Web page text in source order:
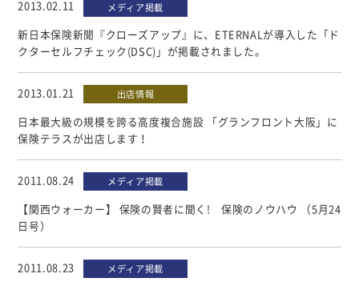
2013.02.11 メディア掲載
新日本保険新聞『クローズアップ』に、ETERNALが導入した「ド
クターセルフチェック(DSC)」が掲載されました。
2013.01.21 出店情報
日本最大級の規模を誇る高度複合施設 「グランフロント大阪」に
保険テラスが出店します！
2011.08.24 メディア掲載
【関西ウォーカー】 保険の賢者に聞く! 保険のノウハウ （5月24
日号）
2011.08.23 メディア掲載